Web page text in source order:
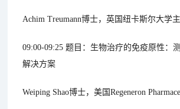
Achim Treumann博士，英国纽卡斯尔大学
09:00-09:25 题目：生物治疗的免疫原性：
解决方案
Weiping Shao博士，美国Regeneron